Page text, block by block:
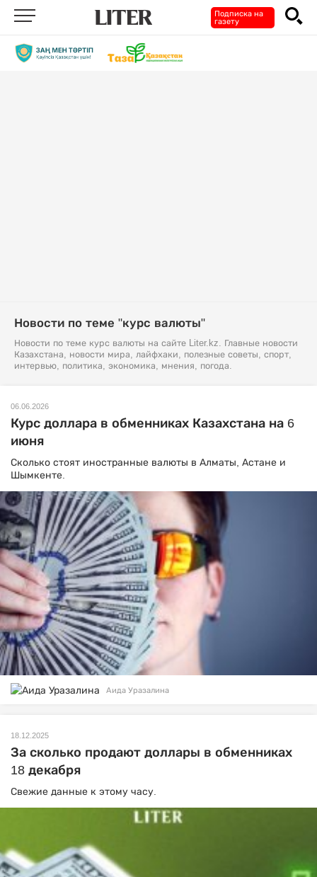
Подписка на
газету
Новости по теме "курс валюты"
Новости по теме курс валюты на сайте Liter.kz. Главные новости
Казахстана, новости мира, лайфхаки, полезные советы, спорт,
интервью, политика, экономика, мнения, погода.
06.06.2026
Курс доллара в обменниках Казахстана на 6
июня
Сколько стоят иностранные валюты в Алматы, Астане и
Шымкенте.
Аида Уразалина
18.12.2025
За сколько продают доллары в обменниках
18 декабря
Свежие данные к этому часу.